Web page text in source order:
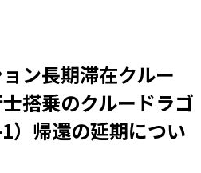
ン長期滞在クルー
搭乗のクルードラゴ
）帰還の延期につい